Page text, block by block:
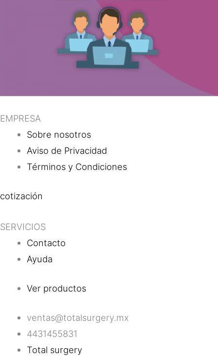
EMPRESA
Sobre nosotros
Aviso de Privacidad
Términos y Condiciones
cotización
SERVICIOS
Contacto
Ayuda
Ver productos
ventas@totalsurgery.mx
4431455831
Total surgery